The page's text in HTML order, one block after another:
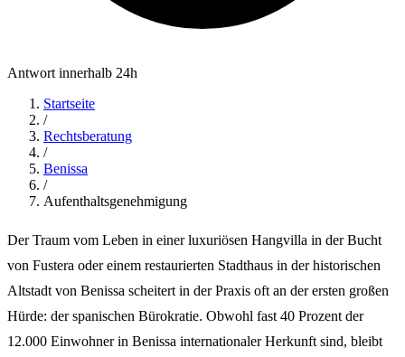
Antwort innerhalb 24h
Startseite
/
Rechtsberatung
/
Benissa
/
Aufenthaltsgenehmigung
Der Traum vom Leben in einer luxuriösen Hangvilla in der Bucht
von Fustera oder einem restaurierten Stadthaus in der historischen
Altstadt von Benissa scheitert in der Praxis oft an der ersten großen
Hürde: der spanischen Bürokratie. Obwohl fast 40 Prozent der
12.000 Einwohner in Benissa internationaler Herkunft sind, bleibt